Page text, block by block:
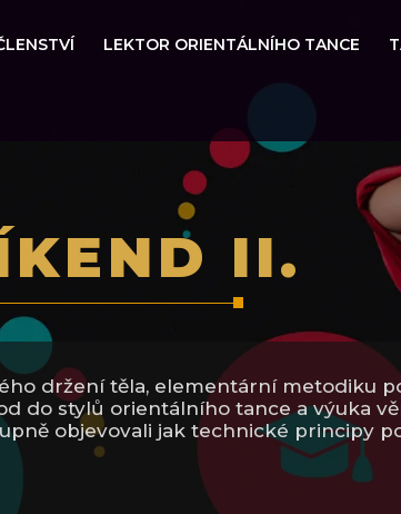
LEKTOR ORIENTÁLNÍHO TANCE
II.
držení těla, elementární metodiku
do stylů orientálního tance a výuka
objevovali jak technické principy